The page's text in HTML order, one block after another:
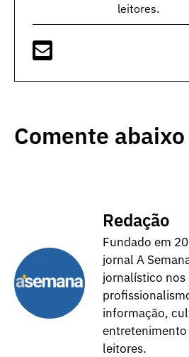
leitores.
Comente abaixo
Redação
Fundado em
jornal A
jornalístico nos
informação,
leitores.